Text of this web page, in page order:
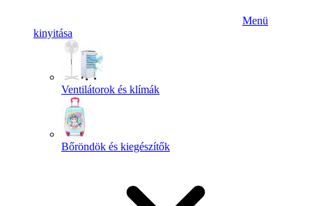
Menü
kinyitása
Ventilátorok és klímák
Bőröndök és kiegészítők